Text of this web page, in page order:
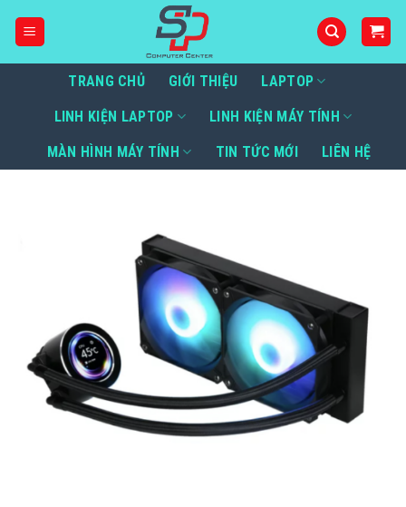
TRANG CHỦ GIỚI THIỆU LAPTOP
LINH KIỆN LAPTOP LINH KIỆN MÁY TÍNH
MÀN HÌNH MÁY TÍNH TIN TỨC MỚI LIÊN HỆ